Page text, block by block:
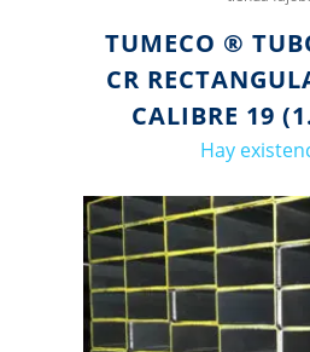
TUMECO ®
CR
CALIBRE 19
Hay